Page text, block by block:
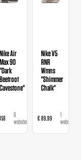
Nike Air
Max 90
"Dark
Beetroot
Cavestone"
6
webshops
Nike V5
RNR
Wmns
"Shimmer
Chalk"
€ 89,99
1
webshop